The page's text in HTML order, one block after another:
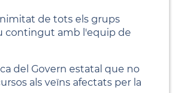
de tots els grups
contingut amb l'equip de
del Govern estatal que no
als veïns afectats per la